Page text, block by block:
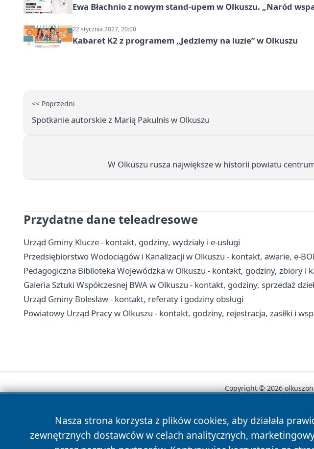
Ewa Błachnio z nowym stand-upem w Olkuszu. „Naród
22 stycznia 2027, 20:00
Kabaret K2 z programem „Jedziemy na luzie” w Olkuszu
<< Poprzedni
Spotkanie autorskie z Marią Pakulnis w Olkuszu
W Olkuszu rusza największe w historii powiatu
Przydatne dane teleadresowe
Urząd Gminy Klucze - kontakt, godziny, wydziały i e-usługi
Przedsiębiorstwo Wodociągów i Kanalizacji w Olkuszu - kontakt, awarie, e-
Pedagogiczna Biblioteka Wojewódzka w Olkuszu - kontakt, godziny, zbiory i
Galeria Sztuki Współczesnej BWA w Olkuszu - kontakt, godziny, sprzedaż
Urząd Gminy Bolesław - kontakt, referaty i godziny obsługi
Powiatowy Urząd Pracy w Olkuszu - kontakt, godziny, rejestracja, zasiłki i
Nasza strona korzysta z plików cookies, aby działała
zewnętrznych dostawców w celach analitycznych,
Copyright © 2026
News Autorzy